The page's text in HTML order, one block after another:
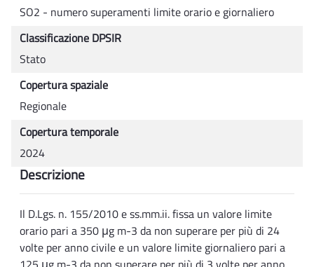
SO2 - numero superamenti limite orario e giornaliero
Classificazione DPSIR
Stato
Copertura spaziale
Regionale
Copertura temporale
2024
Descrizione
Il D.Lgs. n. 155/2010 e ss.mm.ii. fissa un valore limite
orario pari a 350 μg m-3 da non superare per più di 24
volte per anno civile e un valore limite giornaliero pari a